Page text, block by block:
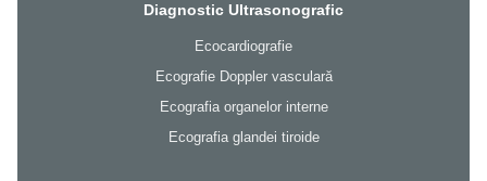
Diagnostic Ultrasonografic
Ecocardiografie
Ecografie Doppler vasculară
Ecografia organelor interne
Ecografia glandei tiroide